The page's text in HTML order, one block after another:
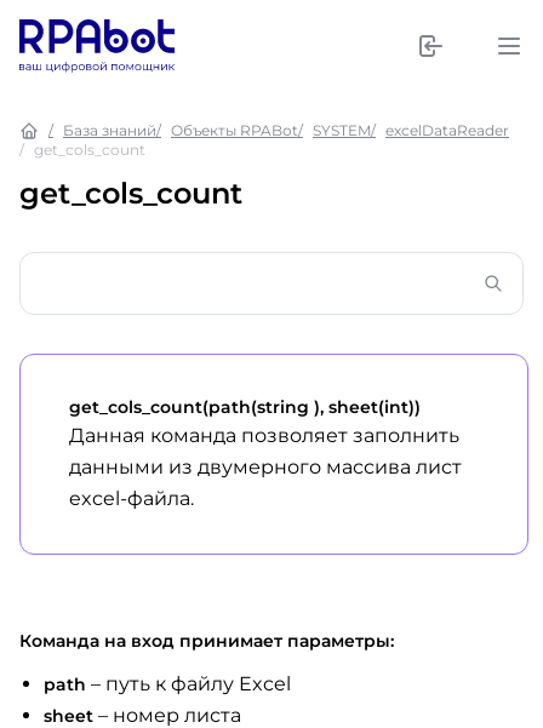
База знаний Объекты RPABot SYSTEM
excelDataReader
get_cols_count
get_cols_count
get_cols_count(path(string ), sheet(int))
Данная команда позволяет заполнить
данными из двумерного массива лист
excel-файла.
Команда на вход принимает параметры:
path – путь к файлу Excel
sheet – номер листа